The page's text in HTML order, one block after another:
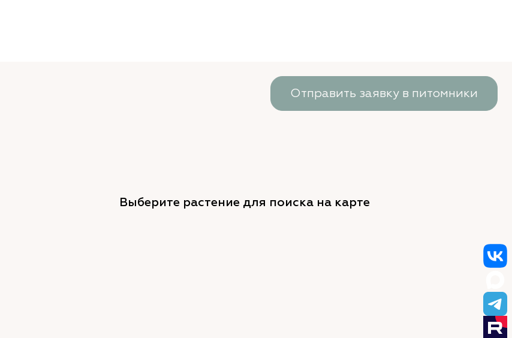
Отправить заявку в питомники
Выберите растение для поиска на карте